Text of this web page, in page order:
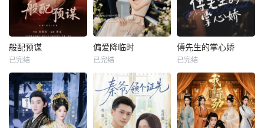
般配预谋
已完结
偏爱降临时
已完结
傅先生的掌心娇
已完结